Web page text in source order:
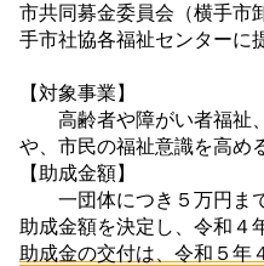
市共同募金委員会（横手市
手市社協各福祉センターに
【対象事業】
高齢者や障がい者福祉
や、市民の福祉意識を高め
【助成金額】
一団体につき５万円ま
助成金額を決定し、令和４
助成金の交付は、令和５年